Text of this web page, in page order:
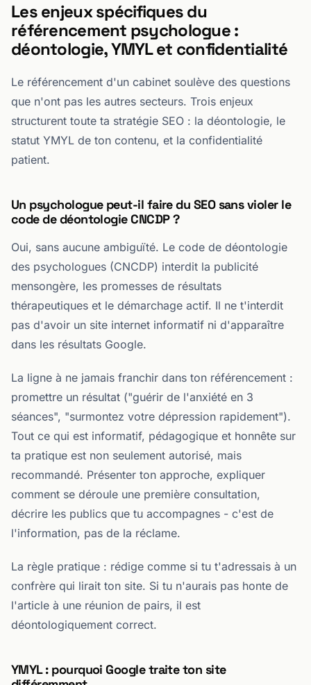
Les enjeux spécifiques du
référencement psychologue :
déontologie, YMYL et confidentialité
Le référencement d'un cabinet soulève des questions
que n'ont pas les autres secteurs. Trois enjeux
structurent toute ta stratégie SEO : la déontologie, le
statut YMYL de ton contenu, et la confidentialité
patient.
Un psychologue peut-il faire du SEO sans violer le
code de déontologie CNCDP ?
Oui, sans aucune ambiguïté. Le code de déontologie
des psychologues (CNCDP) interdit la publicité
mensongère, les promesses de résultats
thérapeutiques et le démarchage actif. Il ne t'interdit
pas d'avoir un site internet informatif ni d'apparaître
dans les résultats Google.
La ligne à ne jamais franchir dans ton référencement :
promettre un résultat ("guérir de l'anxiété en 3
séances", "surmontez votre dépression rapidement").
Tout ce qui est informatif, pédagogique et honnête sur
ta pratique est non seulement autorisé, mais
recommandé. Présenter ton approche, expliquer
comment se déroule une première consultation,
décrire les publics que tu accompagnes - c'est de
l'information, pas de la réclame.
La règle pratique : rédige comme si tu t'adressais à un
confrère qui lirait ton site. Si tu n'aurais pas honte de
l'article à une réunion de pairs, il est
déontologiquement correct.
YMYL : pourquoi Google traite ton site